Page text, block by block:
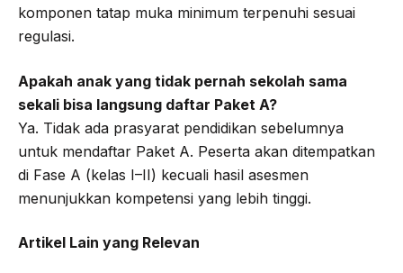
komponen tatap muka minimum terpenuhi sesuai
regulasi.
Apakah anak yang tidak pernah sekolah sama
sekali bisa langsung daftar Paket A?
Ya. Tidak ada prasyarat pendidikan sebelumnya
untuk mendaftar Paket A. Peserta akan ditempatkan
di Fase A (kelas I–II) kecuali hasil asesmen
menunjukkan kompetensi yang lebih tinggi.
Artikel Lain yang Relevan